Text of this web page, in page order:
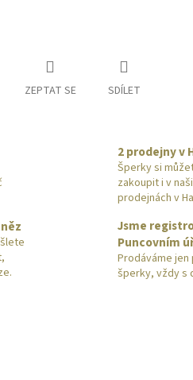
ZEPTAT SE SDÍLET
2 prodejny v
Šperky si
zakoupit i v
prodejnách v
Jsme
Puncovním
Prodáváme jen
šperky, vždy s